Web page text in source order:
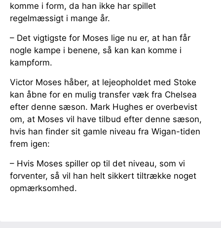
komme i form, da han ikke har spillet
regelmæssigt i mange år.
– Det vigtigste for Moses lige nu er, at han får
nogle kampe i benene, så kan kan komme i
kampform.
Victor Moses håber, at lejeopholdet med Stoke
kan åbne for en mulig transfer væk fra Chelsea
efter denne sæson. Mark Hughes er overbevist
om, at Moses vil have tilbud efter denne sæson,
hvis han finder sit gamle niveau fra Wigan-tiden
frem igen:
– Hvis Moses spiller op til det niveau, som vi
forventer, så vil han helt sikkert tiltrække noget
opmærksomhed.